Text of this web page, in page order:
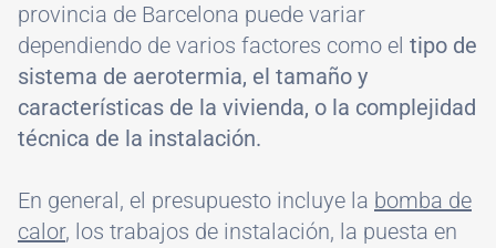
provincia de Barcelona puede variar
dependiendo de varios factores como el tipo de
sistema de aerotermia, el tamaño y
características de la vivienda, o la complejidad
técnica de la instalación.
En general, el presupuesto incluye la bomba de
calor, los trabajos de instalación, la puesta en